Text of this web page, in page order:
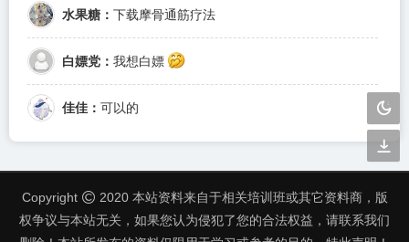
水果糖： 下载摩骨通筋疗法
白嫖党： 我想白嫖
佳佳： 可以的
Copyright
2020 本站资料来自于相关培训班或其它资料商，版
权争议与本站无关，如果您认为侵犯了您的合法权益，请联系我们